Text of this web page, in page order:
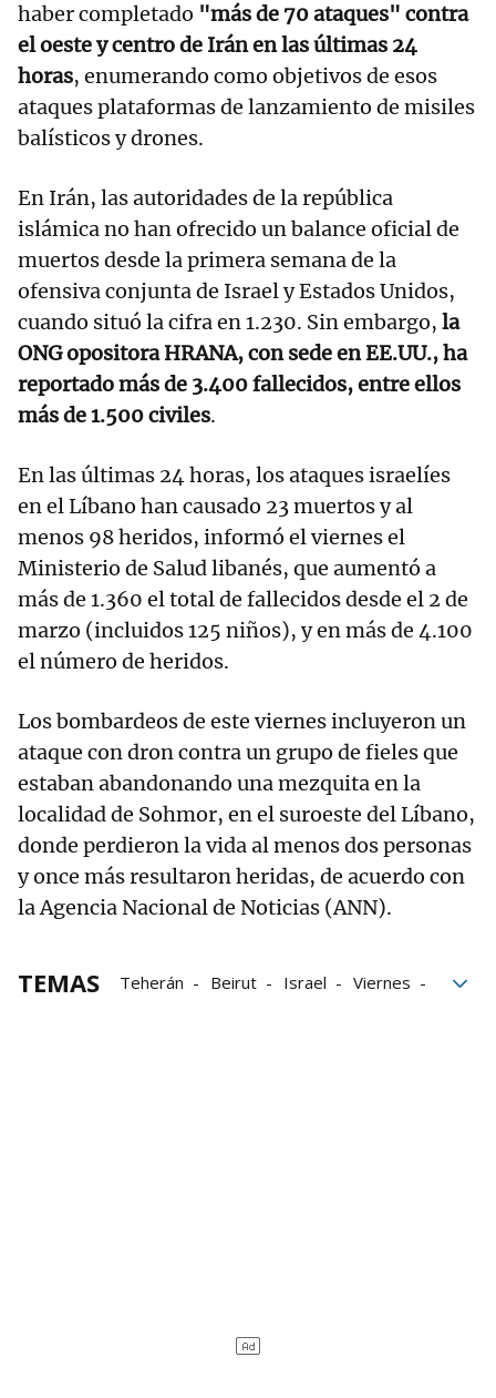
haber completado "más de 70 ataques" contra
el oeste y centro de Irán en las últimas 24
horas, enumerando como objetivos de esos
ataques plataformas de lanzamiento de misiles
balísticos y drones.
En Irán, las autoridades de la república
islámica no han ofrecido un balance oficial de
muertos desde la primera semana de la
ofensiva conjunta de Israel y Estados Unidos,
cuando situó la cifra en 1.230. Sin embargo, la
ONG opositora HRANA, con sede en EE.UU., ha
reportado más de 3.400 fallecidos, entre ellos
más de 1.500 civiles.
En las últimas 24 horas, los ataques israelíes
en el Líbano han causado 23 muertos y al
menos 98 heridos, informó el viernes el
Ministerio de Salud libanés, que aumentó a
más de 1.360 el total de fallecidos desde el 2 de
marzo (incluidos 125 niños), y en más de 4.100
el número de heridos.
Los bombardeos de este viernes incluyeron un
ataque con dron contra un grupo de fieles que
estaban abandonando una mezquita en la
localidad de Sohmor, en el suroeste del Líbano,
donde perdieron la vida al menos dos personas
y once más resultaron heridas, de acuerdo con
la Agencia Nacional de Noticias (ANN).
TEMAS Teherán Beirut Israel
Viernes